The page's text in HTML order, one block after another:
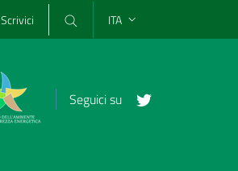
Scrivici ITA
Seguici su